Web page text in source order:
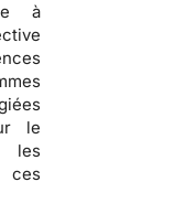
à
le
les
ces